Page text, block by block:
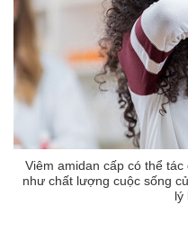
Viêm amidan cấp có thể
như chất lượng cuộc sống
lý